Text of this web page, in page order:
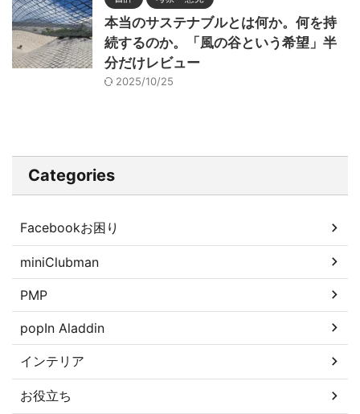
本当のサステナブルとは何か。何を持
続するのか。「風の谷という希望」半
分だけレビュー
2025/10/25
Categories
Facebookお困り
miniClubman
PMP
popIn Aladdin
インテリア
お役立ち